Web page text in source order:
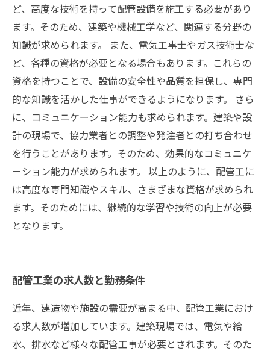
ど、高度な技術を持って配管設備を施工する必要があり
ます。そのため、建築や機械工学など、関連する分野の
知識が求められます。 また、電気工事士やガス技術士な
ど、各種の資格が必要となる場合もあります。これらの
資格を持つことで、設備の安全性や品質を担保し、専門
的な知識を活かした仕事ができるようになります。 さら
に、コミュニケーション能力も求められます。建築や設
計の現場で、協力業者との調整や発注者との打ち合わせ
を行うことがあります。そのため、効果的なコミュニケ
ーション能力が求められます。 以上のように、配管工に
は高度な専門知識やスキル、さまざまな資格が求められ
ます。そのためには、継続的な学習や技術の向上が必要
となります。
配管工業の求人数と勤務条件
近年、建造物や施設の需要が高まる中、配管工業におけ
る求人数が増加しています。建築現場では、電気や給
水、排水など様々な配管工事が必要とされます。そのた